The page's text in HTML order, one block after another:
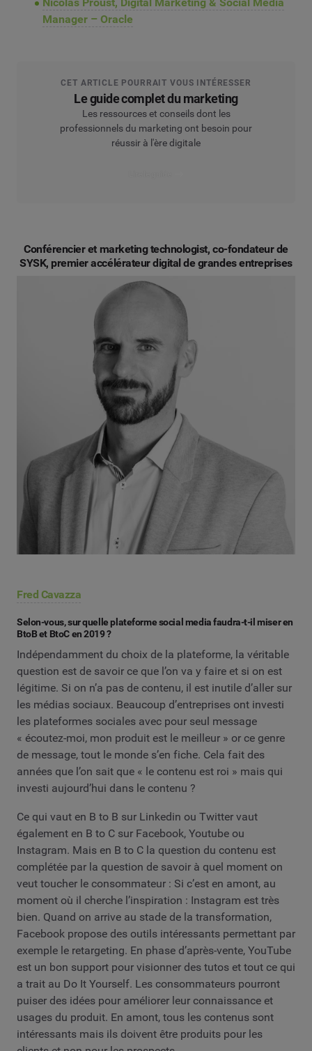
Manager – Oracle
CET ARTICLE POURRAIT VOUS INTÉRESSER
Le guide complet du marketing
Les ressources et conseils dont les
professionnels du marketing ont besoin pour
réussir à l'ère digitale
Conférencier et marketing technologist, co-fondateur de
SYSK, premier accélérateur digital de grandes entreprises
Fred Cavazza
Selon-vous, sur quelle plateforme social media faudra-t-il miser en
BtoB et BtoC en 2019 ?
Indépendamment du choix de la plateforme, la véritable
question est de savoir ce que l’on va y faire et si on est
légitime. Si on n’a pas de contenu, il est inutile d’aller sur
les médias sociaux. Beaucoup d’entreprises ont investi
les plateformes sociales avec pour seul message
« écoutez-moi, mon produit est le meilleur » or ce genre
de message, tout le monde s’en fiche. Cela fait des
années que l’on sait que « le contenu est roi » mais qui
investi aujourd’hui dans le contenu ?
Ce qui vaut en B to B sur Linkedin ou Twitter vaut
également en B to C sur Facebook, Youtube ou
Instagram. Mais en B to C la question du contenu est
complétée par la question de savoir à quel moment on
veut toucher le consommateur : Si c’est en amont, au
moment où il cherche l’inspiration : Instagram est très
bien. Quand on arrive au stade de la transformation,
Facebook propose des outils intéressants permettant par
exemple le retargeting. En phase d’après-vente, YouTube
est un bon support pour visionner des tutos et tout ce qui
a trait au Do It Yourself. Les consommateurs pourront
puiser des idées pour améliorer leur connaissance et
usages du produit. En amont, tous les contenus sont
intéressants mais ils doivent être produits pour les